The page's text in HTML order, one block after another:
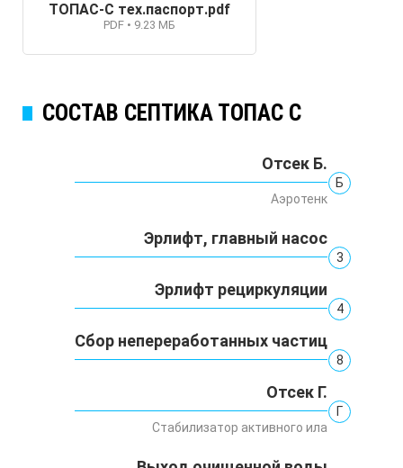
ТОПАС-С тех.паспорт.pdf
PDF • 9.23 МБ
СОСТАВ СЕПТИКА ТОПАС C
Отсек Б.
Б
Аэротенк
Эрлифт, главный насос
3
Эрлифт рециркуляции
4
Сбор непереработанных частиц
8
Отсек Г.
Г
Стабилизатор активного ила